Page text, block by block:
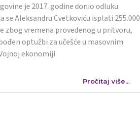
je 2017. godine donio odluku
se Aleksandru Cvetkoviću isplati 255.000
zbog vremena provedenog u pritvoru,
optužbi za učešće u masovnim
ekonomiji
Pročitaj više...